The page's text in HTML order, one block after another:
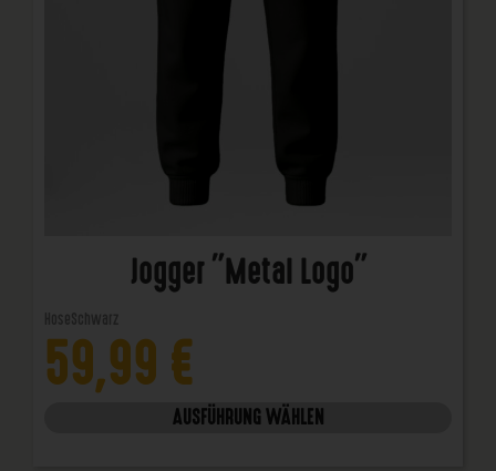
Jogger "Metal Logo"
59,99 €
AUSFÜHRUNG WÄHLEN